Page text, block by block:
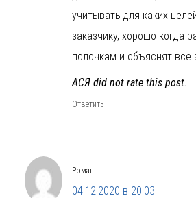
учитывать для каких
заказчику, хорошо когда
полочкам и объяснят все
АСЯ did not rate this post.
Ответить
Роман:
04.12.2020 в 20:03